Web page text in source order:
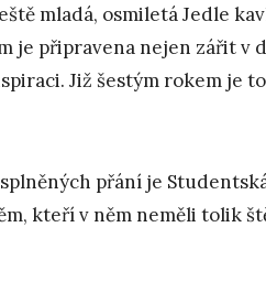
mladá, osmiletá Jedle
je připravena nejen zářit v
Již šestým rokem je
přání je
kteří v něm neměli tolik